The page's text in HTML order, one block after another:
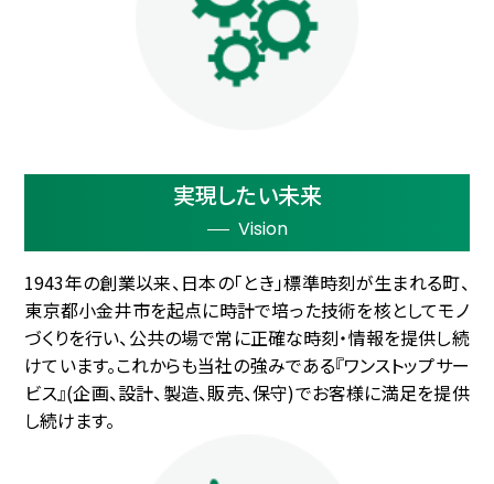
実現したい未来
Vision
1943年の創業以来、日本の「とき」標準時刻が生まれる町、
東京都小金井市を起点に時計で培った技術を核としてモノ
づくりを行い、公共の場で常に正確な時刻・情報を提供し続
けています。これからも当社の強みである『ワンストップサー
ビス』(企画、設計、製造、販売、保守)でお客様に満足を提供
し続けます。